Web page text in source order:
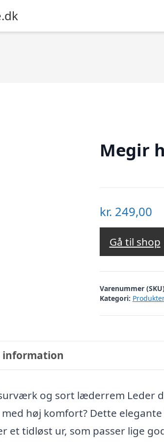
Megir
kr. 249,00
Gå til shop
Varenummer
Kategori:
information
og sort læderrem Leder
høj komfort? Dette
et tidløst ur, som passer lige